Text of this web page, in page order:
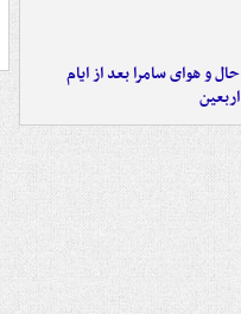
حال و هوای سامرا بعد از ایام
اربعین